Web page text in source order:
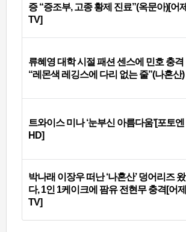
증 “증조부, 고종 황제 진료”(옥문아)[어제
TV]
류혜영 대학 시절 패션 센스에 민호 충격
“레몬색 레깅스에 다리 없는 줄”(나혼산)
트와이스 미나 ‘눈부신 아름다움’[포토엔
HD]
박나래 이장우 떠난 ‘나혼산’ 덩어리즈 왔
다, 1인 1케이크에 팜유 전현무 충격[어제
TV]